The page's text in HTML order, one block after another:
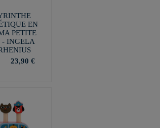
EN
PETITE
INGELA
23,90 €